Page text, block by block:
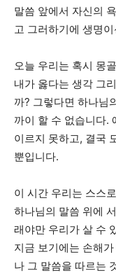
말씀 앞에서 자신의
고 그러하기에 생명
오늘 우리는 혹시 몽
내가 옳다는 생각 그
까? 그렇다면 하나님
까이 할 수 없습니다.
이르지 못하고, 결국
뿐입니다.
이 시간 우리는 스스
하나님의 말씀 위에
래야만 우리가 살 수
지금 보기에는 손해
나 그 말씀을 따르는